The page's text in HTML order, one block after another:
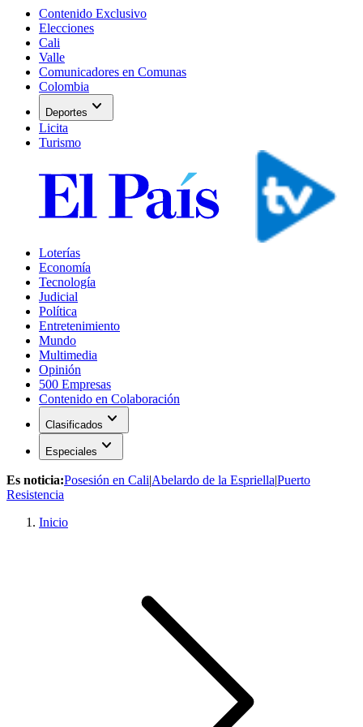
Contenido Exclusivo
Elecciones
Cali
Valle
Comunicadores en Comunas
Colombia
Deportes expand_more
Licita
Turismo
Loterías
Economía
Tecnología
Judicial
Política
Entretenimiento
Mundo
Multimedia
Opinión
500 Empresas
Contenido en Colaboración
Clasificados expand_more
Especiales expand_more
Es noticia:Posesión en Cali|Abelardo de la Espriella|Puerto
Resistencia
Inicio